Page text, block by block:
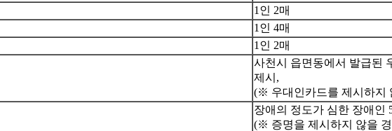
1인 2매
1인 4매
1인 2매
사천시 읍면동에서 발급된
제시,
(※ 우대인카드를 제시하지
장애의 정도가 심한 장애인
(※ 증명을 제시하지 않을